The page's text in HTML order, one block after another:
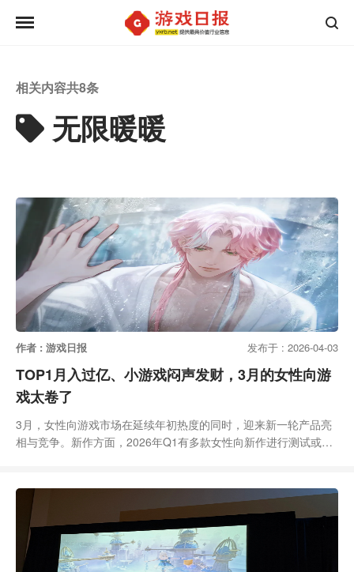
相关内容共8条
无限暖暖
作者 : 游戏日报 发布于 : 2026-04-03
TOP1月入过亿、小游戏闷声发财，3月的女性向游
戏太卷了
3月，女性向游戏市场在延续年初热度的同时，迎来新一轮产品亮
相与竞争。新作方面，2026年Q1有多款女性向新作进行测试或曝
娱《如鸢》等产品通过版本更新实现收入增长，《恋与深空》凭借
夏以昼新日卡登上畅销总榜TOP3。与此同时，《我的花园世界》
《时尚百货城》等产品也在微信小游戏畅销榜中持